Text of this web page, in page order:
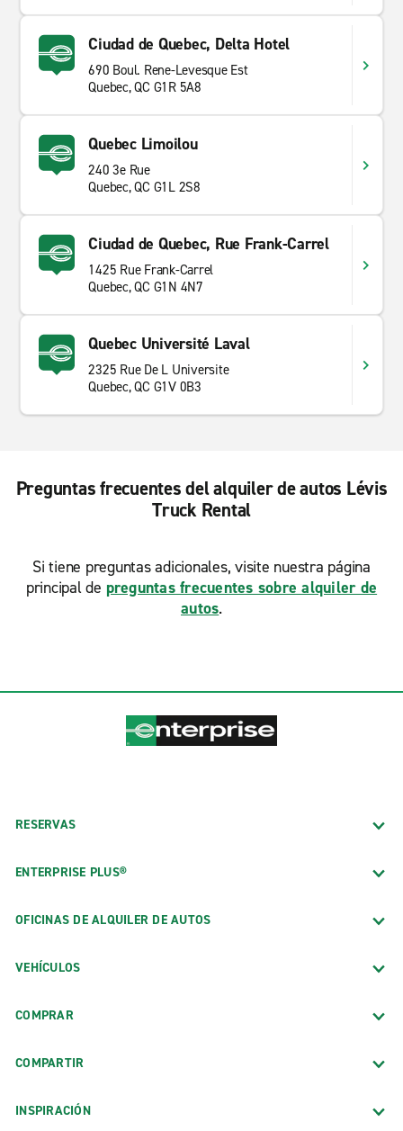
Ciudad de Quebec, Delta Hotel
690 Boul. Rene-Levesque Est
Quebec, QC G1R 5A8
Quebec Limoilou
240 3e Rue
Quebec, QC G1L 2S8
Ciudad de Quebec, Rue Frank-Carrel
1425 Rue Frank-Carrel
Quebec, QC G1N 4N7
Quebec Université Laval
2325 Rue De L Universite
Quebec, QC G1V 0B3
Preguntas frecuentes del alquiler de autos Lévis
Truck Rental
Si tiene preguntas adicionales, visite nuestra página
principal de preguntas frecuentes sobre alquiler de
autos.
RESERVAS
ENTERPRISE PLUS®
OFICINAS DE ALQUILER DE AUTOS
VEHÍCULOS
COMPRAR
COMPARTIR
INSPIRACIÓN